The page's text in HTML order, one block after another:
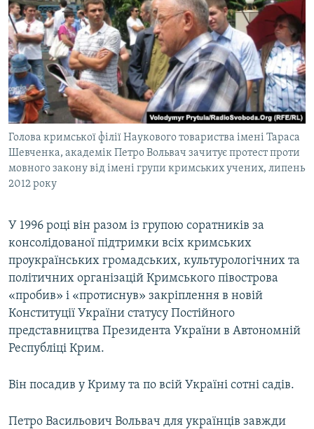
Голова кримської філії Наукового товариства імені Тараса
Шевченка, академік Петро Вольвач зачитує протест проти
мовного закону від імені групи кримських учених, липень
2012 року
У 1996 році він разом із групою соратників за
консолідованої підтримки всіх кримських
проукраїнських громадських, культурологічних та
політичних організацій Кримського півострова
«пробив» і «протиснув» закріплення в новій
Конституції України статусу Постійного
представництва Президента України в Автономній
Республіці Крим.
Він посадив у Криму та по всій Україні сотні садів.
Петро Васильович Вольвач для українців завжди